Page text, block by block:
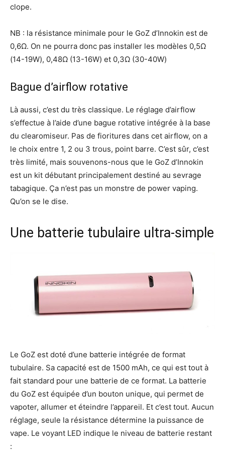
clope.
NB : la résistance minimale pour le GoZ d’Innokin est de
0,6Ω. On ne pourra donc pas installer les modèles 0,5Ω
(14-19W), 0,48Ω (13-16W) et 0,3Ω (30-40W)
Bague d’airflow rotative
Là aussi, c’est du très classique. Le réglage d’airflow
s’effectue à l’aide d’une bague rotative intégrée à la base
du clearomiseur. Pas de fioritures dans cet airflow, on a
le choix entre 1, 2 ou 3 trous, point barre. C’est sûr, c’est
très limité, mais souvenons-nous que le GoZ d’Innokin
est un kit débutant principalement destiné au sevrage
tabagique. Ça n’est pas un monstre de power vaping.
Qu’on se le dise.
Une batterie tubulaire ultra-simple
Le GoZ est doté d’une batterie intégrée de format
tubulaire. Sa capacité est de 1500 mAh, ce qui est tout à
fait standard pour une batterie de ce format. La batterie
du GoZ est équipée d’un bouton unique, qui permet de
vapoter, allumer et éteindre l’appareil. Et c’est tout. Aucun
réglage, seule la résistance détermine la puissance de
vape. Le voyant LED indique le niveau de batterie restant
: